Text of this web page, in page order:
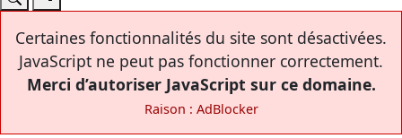
Certaines fonctionnalités du site sont désactivées.
JavaScript ne peut pas fonctionner correctement.
Merci d’autoriser JavaScript sur ce domaine.
Raison : AdBlocker